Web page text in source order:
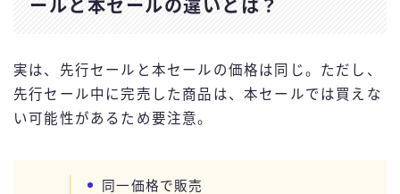
ールと本セールの違いとは？
実は、先行セールと本セールの価格は同じ。ただし、
先行セール中に完売した商品は、本セールでは買えな
い可能性があるため要注意。
同一価格で販売